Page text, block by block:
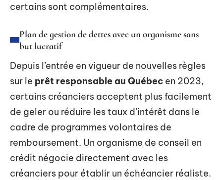
certains sont complémentaires.
Plan de gestion de dettes avec un organisme sans
but lucratif
Depuis l’entrée en vigueur de nouvelles règles
sur le prêt responsable au Québec en 2023,
certains créanciers acceptent plus facilement
de geler ou réduire les taux d’intérêt dans le
cadre de programmes volontaires de
remboursement. Un organisme de conseil en
crédit négocie directement avec les
créanciers pour établir un échéancier réaliste.